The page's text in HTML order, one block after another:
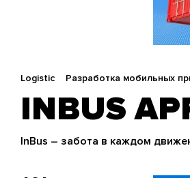
Logistic Разработка мобильных
InBus – забота в каждом
INBUS